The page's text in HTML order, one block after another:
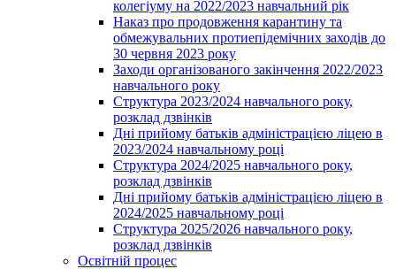
колегіуму на 2022/2023 навчальний рік
Наказ про продовження карантину та
обмежувальних протиепідемічних заходів до
30 червня 2023 року
Заходи організованого закінчення 2022/2023
навчального року
Структура 2023/2024 навчального року,
розклад дзвінків
Дні прийому батьків адміністрацією ліцею в
2023/2024 навчальному році
Структура 2024/2025 навчального року,
розклад дзвінків
Дні прийому батьків адміністрацією ліцею в
2024/2025 навчальному році
Структура 2025/2026 навчального року,
розклад дзвінків
Освітній процес